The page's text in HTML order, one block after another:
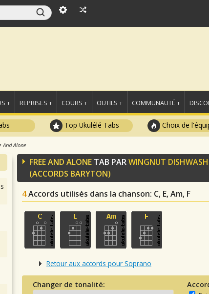
+ REPRISES + COURS + OUTILS + COMMUNAUTÉ +
Top Ukulélé Tabs Choix de
And Alone
FREE AND ALONE TAB PARWINGNUT
(ACCORDS BARYTON)
4Accords utilisés dans la chanson: C, E, Am, F
Retour aux accords pour Soprano
Changer de tonalité: